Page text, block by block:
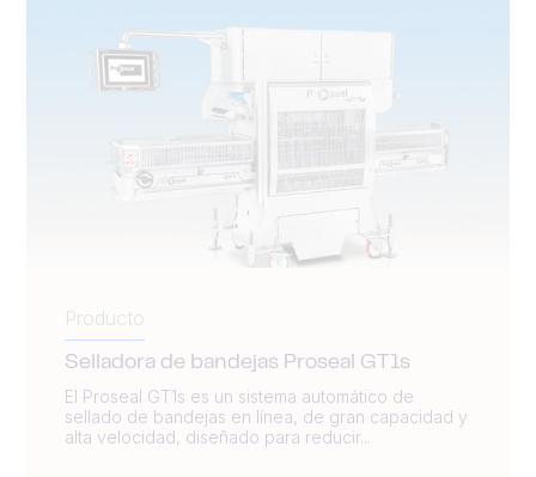
Producto
Selladora de bandejas Proseal GT1s
El Proseal GT1s es un sistema automático de
sellado de bandejas en línea, de gran capacidad y
alta velocidad, diseñado para reducir...